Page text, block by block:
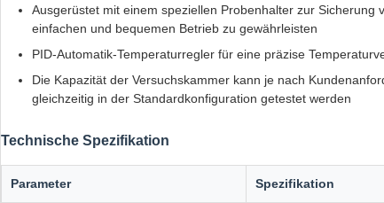
Ausgerüstet mit einem speziellen Probenhalter zur Sicherung
einfachen und bequemen Betrieb zu gewährleisten
PID-Automatik-Temperaturregler für eine präzise
Die Kapazität der Versuchskammer kann je nach
gleichzeitig in der Standardkonfiguration getestet werden
Technische Spezifikation
Parameter Spezifikation